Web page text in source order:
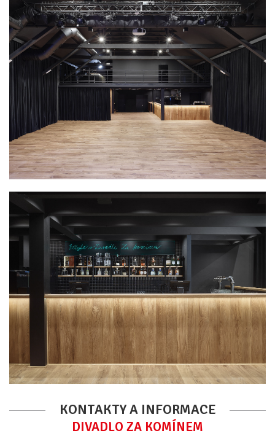
KONTAKTY A INFORMACE
DIVADLO ZA KOMÍNEM